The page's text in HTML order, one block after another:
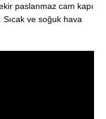
paslanmaz cam kapı
ve soğuk hava